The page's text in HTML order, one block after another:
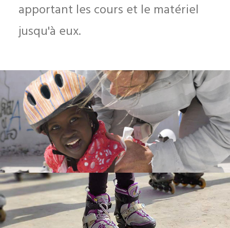
apportant les cours et le matériel
jusqu'à eux.